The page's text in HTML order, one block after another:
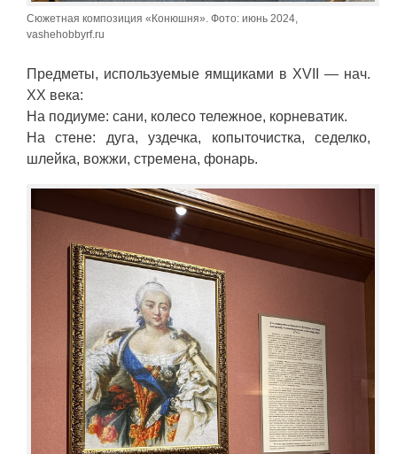
Сюжетная композиция «Конюшня». Фото: июнь 2024,
vashehobbyrf.ru
Предметы, используемые ямщиками в XVII — нач.
XX века:
На подиуме: сани, колесо тележное, корневатик.
На стене: дуга, уздечка, копыточистка, седелко,
шлейка, вожжи, стремена, фонарь.